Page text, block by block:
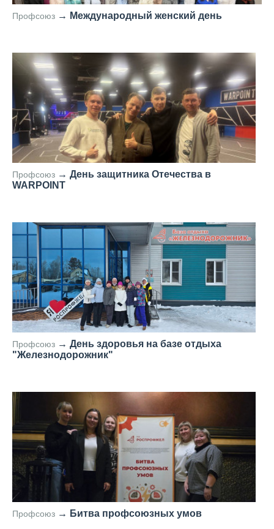
Профсоюз → Международный женский день
Профсоюз → День защитника Отечества в
WARPOINT
Профсоюз → День здоровья на базе отдыха
"Железнодорожник"
Профсоюз → Битва профсоюзных умов